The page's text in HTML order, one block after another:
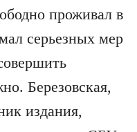
проживал в
серьезных мер
Березовская,
издания,